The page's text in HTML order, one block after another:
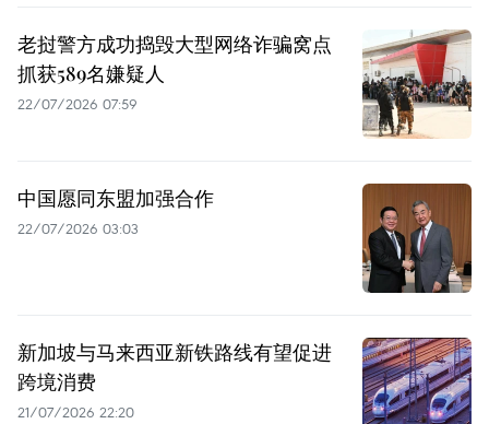
老挝警方成功捣毁大型网络诈骗窝点
抓获589名嫌疑人
22/07/2026 07:59
中国愿同东盟加强合作
22/07/2026 03:03
新加坡与马来西亚新铁路线有望促进
跨境消费
21/07/2026 22:20